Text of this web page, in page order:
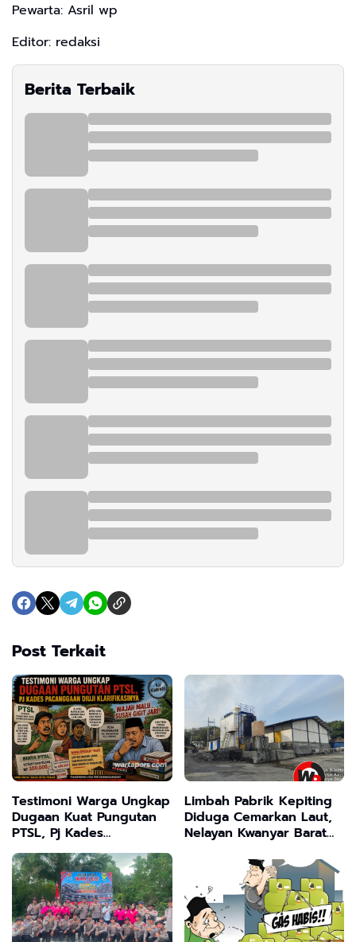
Pewarta: Asril wp
Editor: redaksi
Berita Terbaik
Post Terkait
Testimoni Warga Ungkap
Dugaan Kuat Pungutan
PTSL, Pj Kades
Pacanggaan Diuji
Klarifikasinya
Limbah Pabrik Kepiting
Diduga Cemarkan Laut,
Nelayan Kwanyar Barat
Turun Tangan